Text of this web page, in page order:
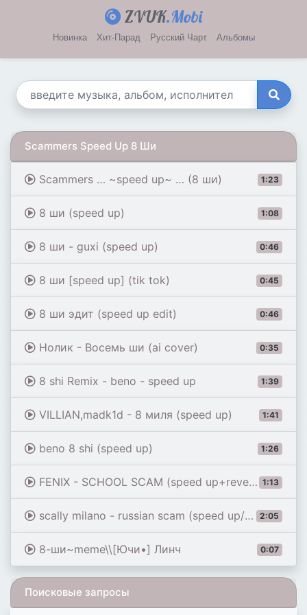
ZVUK.Mobi
Новинка Хит-Парад Русский Чарт Альбомы
Scammers Speed Up 8 Ши
1:23
Scammers … ~speed up~ … (8 ши)
1:08
8 ши (speed up)
0:46
8 ши - guxi (speed up)
0:45
8 ши [speed up] (tik tok)
0:46
8 ши эдит (speed up edit)
0:35
Нолик - Восемь ши (ai cover)
1:39
8 shi Remix - beno - speed up
1:41
VILLIAN,madk1d - 8 миля (speed up)
1:26
beno 8 shi (speed up)
1:13
FENIX - SCHOOL SCAM (speed up+reverb)
2:05
scally milano - russian scam (speed up/nightcore)
0:07
8-ши~meme\\[Ючи•] Линч
Поисковые запросы